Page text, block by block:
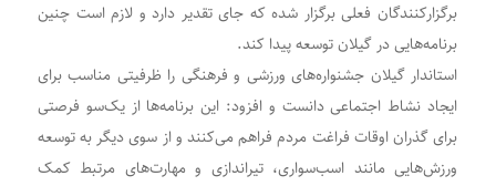
برگزارکنندگان فعلی برگزار شده که جای تقدیر دارد و لازم است چنین
برنامه‌هایی در گیلان توسعه پیدا کند.
استاندار گیلان جشنواره‌های ورزشی و فرهنگی را ظرفیتی مناسب برای
ایجاد نشاط اجتماعی دانست و افزود: این برنامه‌ها از یک‌سو فرصتی
برای گذران اوقات فراغت مردم فراهم می‌کنند و از سوی دیگر به توسعه
ورزش‌هایی مانند اسب‌سواری، تیراندازی و مهارت‌های مرتبط کمک